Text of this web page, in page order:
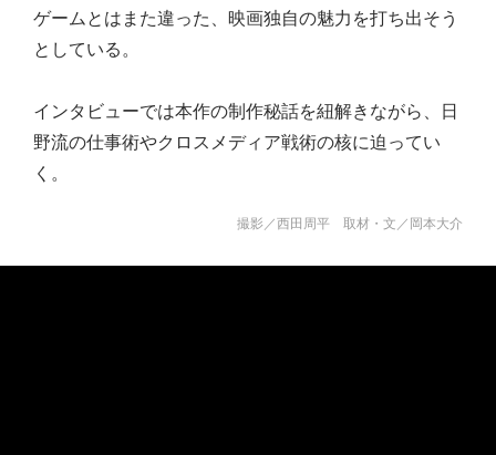
ゲームとはまた違った、映画独自の魅力を打ち出そう
としている。
インタビューでは本作の制作秘話を紐解きながら、日
野流の仕事術やクロスメディア戦術の核に迫ってい
く。
撮影／西田周平 取材・文／岡本大介